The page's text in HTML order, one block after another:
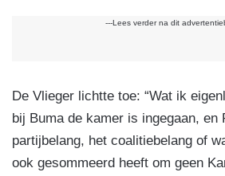
---Lees verder na dit
De Vlieger lichtte toe: “Wat ik
bij Buma de kamer is ingegaan, en
partijbelang, het coalitiebelang of
ook gesommeerd heeft om geen